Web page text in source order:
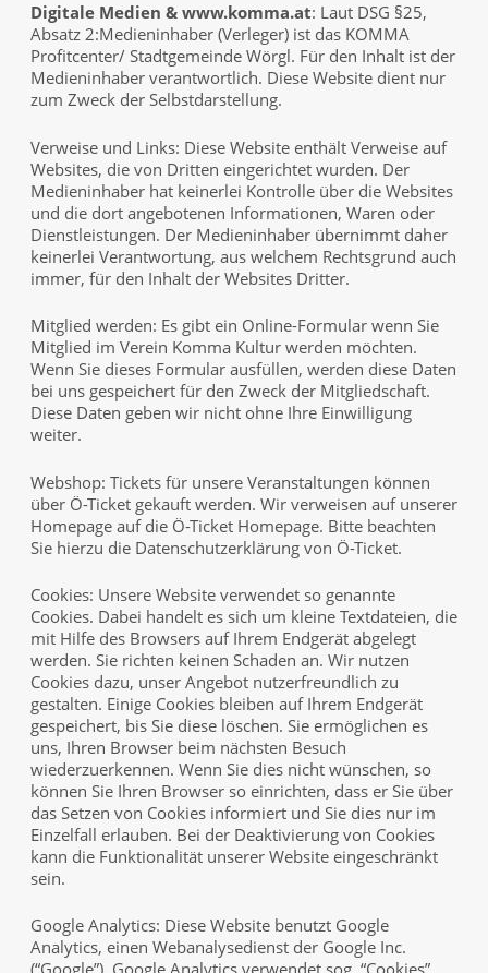
Digitale Medien & www.komma.at: Laut DSG §25,
Absatz 2:Medieninhaber (Verleger) ist das KOMMA
Profitcenter/ Stadtgemeinde Wörgl. Für den Inhalt ist der
Medieninhaber verantwortlich. Diese Website dient nur
zum Zweck der Selbstdarstellung.
Verweise und Links: Diese Website enthält Verweise auf
Websites, die von Dritten eingerichtet wurden. Der
Medieninhaber hat keinerlei Kontrolle über die Websites
und die dort angebotenen Informationen, Waren oder
Dienstleistungen. Der Medieninhaber übernimmt daher
keinerlei Verantwortung, aus welchem Rechtsgrund auch
immer, für den Inhalt der Websites Dritter.
Mitglied werden: Es gibt ein Online-Formular wenn Sie
Mitglied im Verein Komma Kultur werden möchten.
Wenn Sie dieses Formular ausfüllen, werden diese Daten
bei uns gespeichert für den Zweck der Mitgliedschaft.
Diese Daten geben wir nicht ohne Ihre Einwilligung
weiter.
Webshop: Tickets für unsere Veranstaltungen können
über Ö-Ticket gekauft werden. Wir verweisen auf unserer
Homepage auf die Ö-Ticket Homepage. Bitte beachten
Sie hierzu die Datenschutzerklärung von Ö-Ticket.
Cookies: Unsere Website verwendet so genannte
Cookies. Dabei handelt es sich um kleine Textdateien, die
mit Hilfe des Browsers auf Ihrem Endgerät abgelegt
werden. Sie richten keinen Schaden an. Wir nutzen
Cookies dazu, unser Angebot nutzerfreundlich zu
gestalten. Einige Cookies bleiben auf Ihrem Endgerät
gespeichert, bis Sie diese löschen. Sie ermöglichen es
uns, Ihren Browser beim nächsten Besuch
wiederzuerkennen. Wenn Sie dies nicht wünschen, so
können Sie Ihren Browser so einrichten, dass er Sie über
das Setzen von Cookies informiert und Sie dies nur im
Einzelfall erlauben. Bei der Deaktivierung von Cookies
kann die Funktionalität unserer Website eingeschränkt
sein.
Google Analytics: Diese Website benutzt Google
Analytics, einen Webanalysedienst der Google Inc.